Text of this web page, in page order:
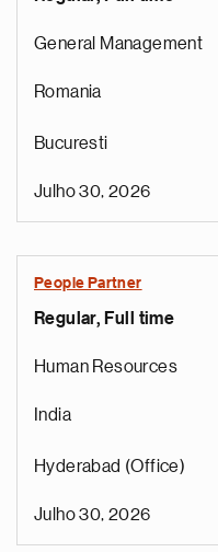
General Management
Romania
Bucuresti
Julho 30, 2026
People Partner
Regular, Full time
Human Resources
India
Hyderabad (Office)
Julho 30, 2026